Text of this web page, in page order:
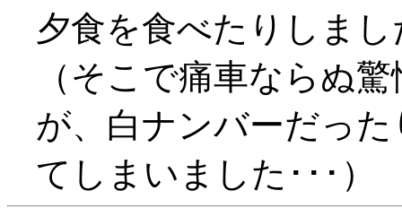
夕食を食べたりしまし
（そこで痛車ならぬ
が、白ナンバーだっ
てしまいました･･･）